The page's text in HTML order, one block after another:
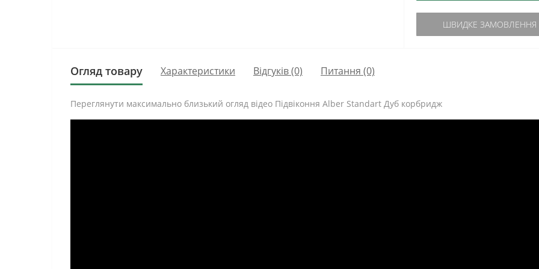
ШВИДКЕ ЗАМОВЛЕННЯ
Огляд товару Характеристики Відгуків (0) Питання (0)
Переглянути максимально близький огляд відео Підвіконня Alber Standart Дуб корбридж